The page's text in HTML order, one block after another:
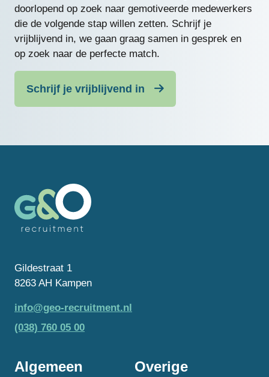
doorlopend op zoek naar gemotiveerde medewerkers
die de volgende stap willen zetten. Schrijf je
vrijblijvend in, we gaan graag samen in gesprek en
op zoek naar de perfecte match.
Schrijf je vrijblijvend in
Gildestraat 1
8263 AH Kampen
info@geo-recruitment.nl
(038) 760 05 00
Algemeen Overige